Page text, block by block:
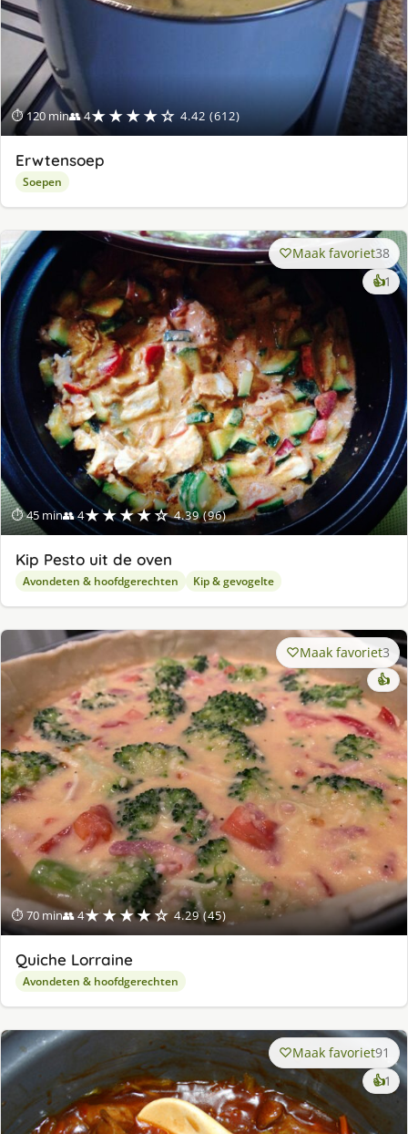
⏱ 120 min👥 4★★★★☆ 4.42 (612)
Erwtensoep
Soepen
⏱ 45 min👥 4★★★★☆ 4.39 (96)
Maak favoriet38
👍1
Kip Pesto uit de oven
Avondeten & hoofdgerechten Kip & gevogelte
⏱ 70 min👥 4★★★★☆ 4.29 (45)
Maak favoriet3
👍
Quiche Lorraine
Avondeten & hoofdgerechten
Maak favoriet91
👍1